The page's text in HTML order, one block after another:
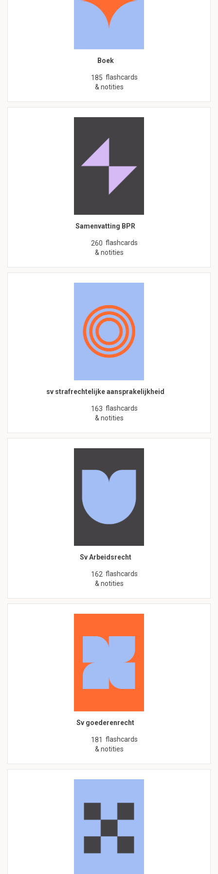
Boek
185 flashcards
& notities
Samenvatting BPR
260 flashcards
& notities
sv strafrechtelijke aansprakelijkheid
163 flashcards
& notities
Sv Arbeidsrecht
162 flashcards
& notities
Sv goederenrecht
181 flashcards
& notities